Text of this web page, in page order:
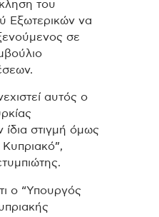
του
Εξωτερικών να
σε
αυτός ο
ίδια στιγμή όμως
ο “Υπουργός